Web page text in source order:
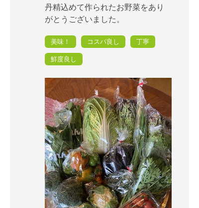
丹精込めて作られたお野菜をあり
がとうございました。
美味！ コスパ良し 丁寧
鮮度良し